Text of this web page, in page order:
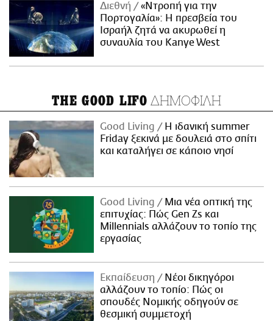
Διεθνή
«Ντροπή για την
Πορτογαλία»: Η πρεσβεία του
Ισραήλ ζητά να ακυρωθεί η
συναυλία του Kanye West
THE GOOD LIFO ΔΗΜΟΦΙΛΗ
Good Living
Η ιδανική summer
Friday ξεκινά με δουλειά στο σπίτι
και καταλήγει σε κάποιο νησί
Good Living
Μια νέα οπτική της
επιτυχίας: Πώς Gen Zs και
Millennials αλλάζουν το τοπίο της
εργασίας
Εκπαίδευση
Νέοι δικηγόροι
αλλάζουν το τοπίο: Πώς οι
σπουδές Νομικής οδηγούν σε
θεσμική συμμετοχή